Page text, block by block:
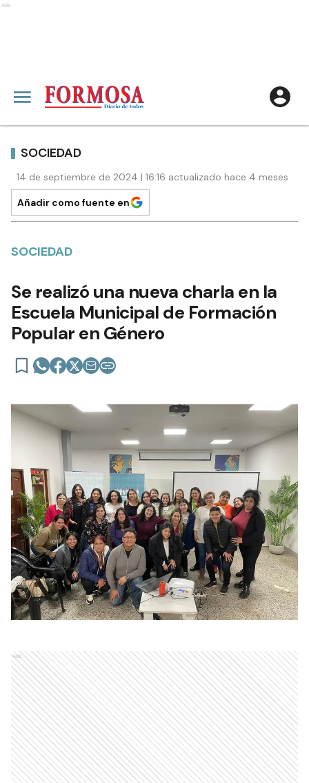
Ads
SOCIEDAD
14 de septiembre de 2024 | 16:16 actualizado hace 4 meses
Añadir como fuente en
SOCIEDAD
Se realizó una nueva charla en la
Escuela Municipal de Formación
Popular en Género
Ads